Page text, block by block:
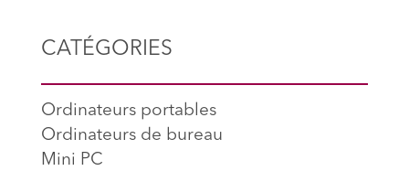
CATÉGORIES
Ordinateurs portables
Ordinateurs de bureau
Mini PC